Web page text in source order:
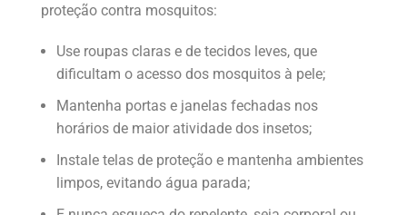
proteção contra mosquitos:
Use roupas claras e de tecidos leves, que
dificultam o acesso dos mosquitos à pele;
Mantenha portas e janelas fechadas nos
horários de maior atividade dos insetos;
Instale telas de proteção e mantenha ambientes
limpos, evitando água parada;